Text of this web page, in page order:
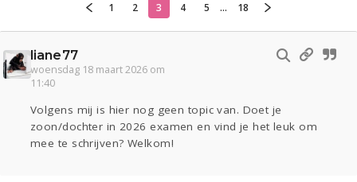
Oekraïne
Kinderen
Zwanger Psyche Thuis
Sport
Contact Viva zoekt
Aangeboden
Gevraagd
Horen
1 2 3 4 5 ... 18
liane77
woensdag 18 maart 2026 om
11:40
Volgens mij is hier nog geen topic van. Doet je
zoon/dochter in 2026 examen en vind je het leuk om
mee te schrijven? Welkom!